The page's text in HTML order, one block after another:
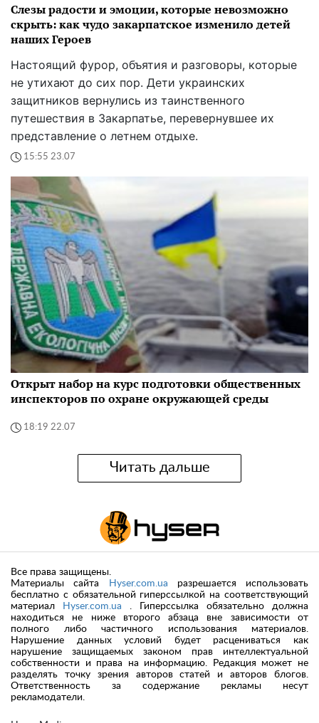
Слезы радости и эмоции, которые невозможно
скрыть: как чудо закарпатское изменило детей
наших Героев
Настоящий фурор, объятия и разговоры, которые
не утихают до сих пор. Дети украинских
защитников вернулись из таинственного
путешествия в Закарпатье, перевернувшее их
представление о летнем отдыхе.
15:55 23.07
Открыт набор на курс подготовки общественных
инспекторов по охране окружающей среды
18:19 22.07
Читать дальше
Все права защищены.
Материалы сайта
Hyser.com.ua разрешается использовать
бесплатно с обязательной гиперссылкой на соответствующий
материал
Hyser.com.ua . Гиперссылка обязательно должна
находиться не ниже второго абзаца вне зависимости от
полного либо частичного использования материалов.
Нарушение данных условий будет расцениваться как
нарушение защищаемых законом прав интеллектуальной
собственности и права на информацию. Редакция может не
разделять точку зрения авторов статей и авторов блогов.
Ответственность за содержание рекламы несут
рекламодатели.